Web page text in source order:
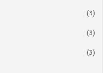
(3)
(3)
(3)